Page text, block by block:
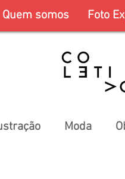
Quem somos Foto
Moda